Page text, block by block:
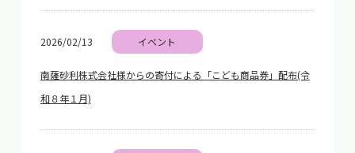
2026/02/13 イベント
南薩砂利株式会社様からの寄付による「こども商品券」配布(令
和８年１月)